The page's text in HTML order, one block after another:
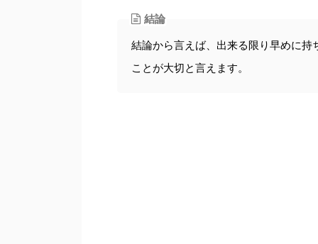
結論
結論から言えば、出来る限り早めに
ことが大切と言えます。